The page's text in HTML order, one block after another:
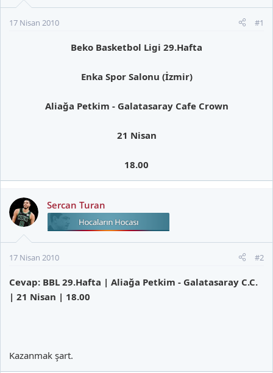
l
ç
r
17 Nisan 2010 #1
Beko Basketbol Ligi 29.Hafta
Enka Spor Salonu (İzmir)
Aliağa Petkim - Galatasaray Cafe Crown
21 Nisan
18.00
Sercan Turan
17 Nisan 2010 #2
Cevap: BBL 29.Hafta | Aliağa Petkim - Galatasaray C.C.
| 21 Nisan | 18.00
Kazanmak şart.